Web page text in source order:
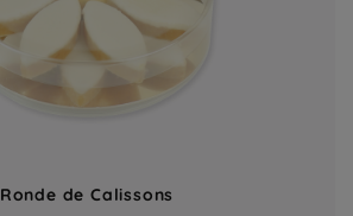
Ronde de Calissons